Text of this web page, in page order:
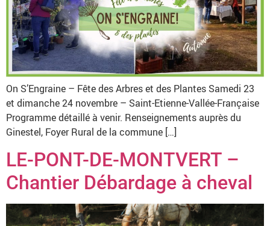
On S’Engraine – Fête des Arbres et des Plantes Samedi 23
et dimanche 24 novembre – Saint-Etienne-Vallée-Française
Programme détaillé à venir. Renseignements auprès du
Ginestel, Foyer Rural de la commune […]
LE-PONT-DE-MONTVERT –
Chantier Débardage à cheval